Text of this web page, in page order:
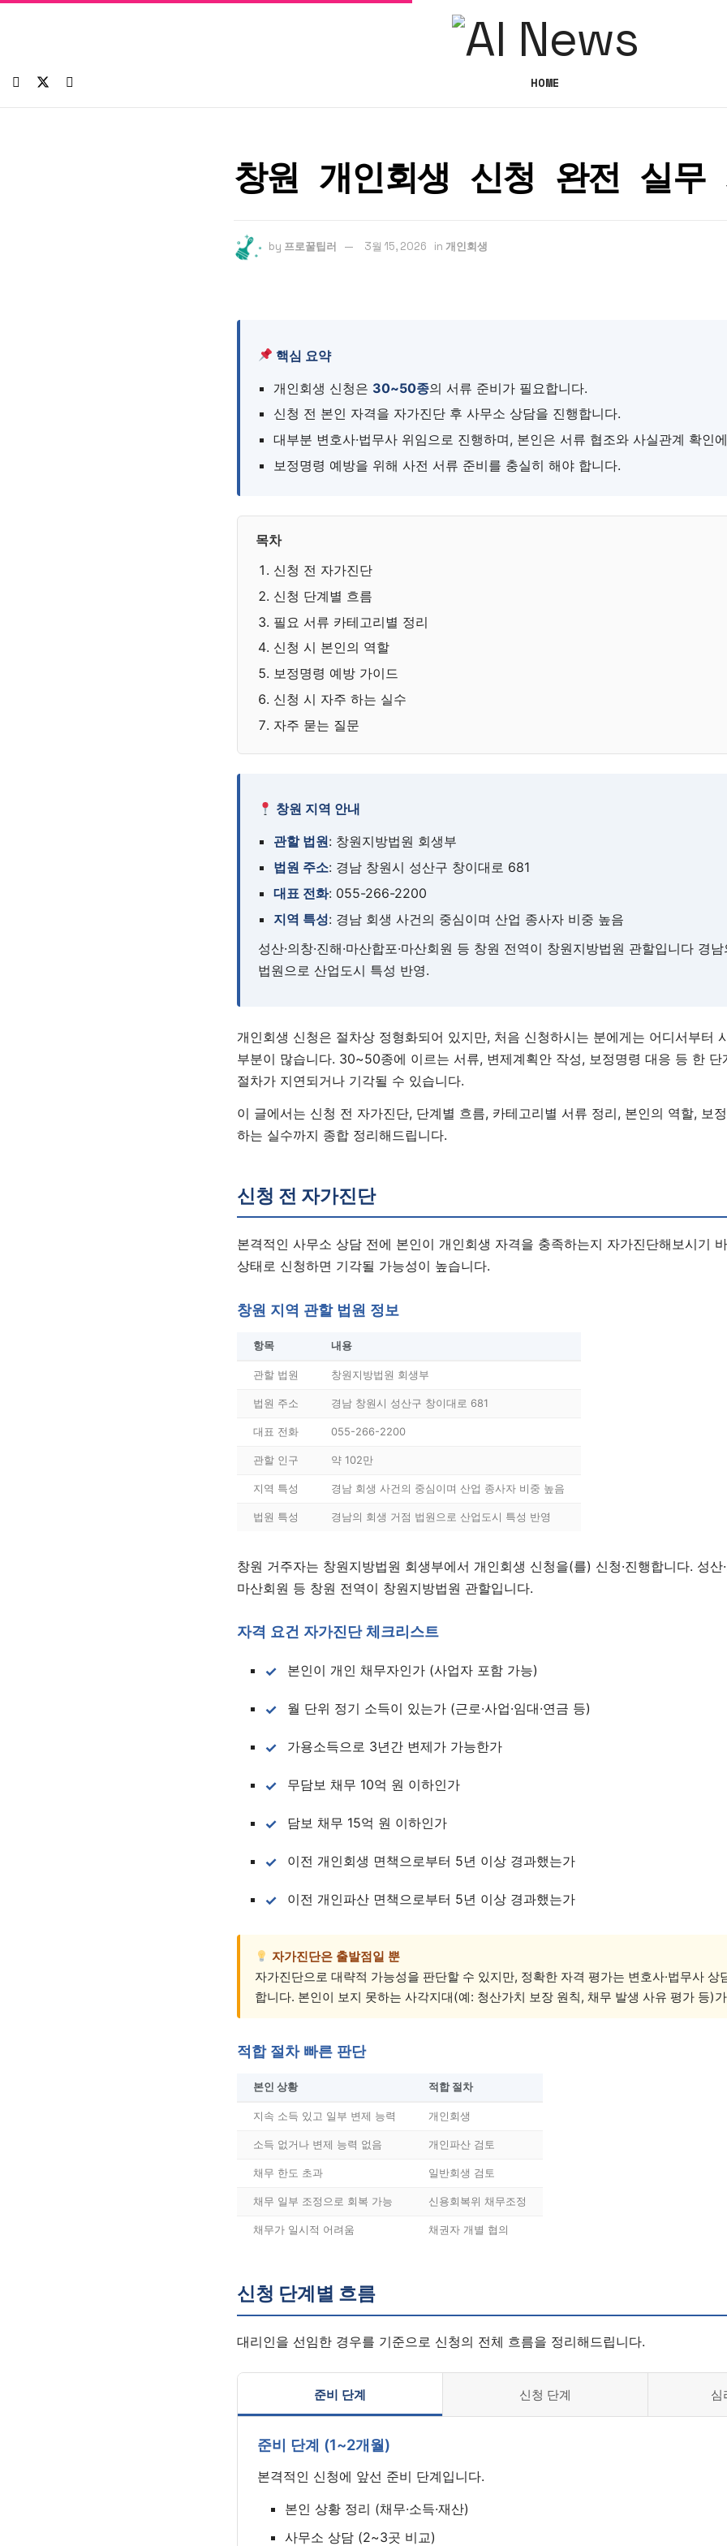
HOME
창원 개인회생 신청 완전 실무
by 프로꿀팁러 3월 15, 2026 in 개인회생
핵심 요약
개인회생 신청은 30~50종의 서류 준비가 필요합니다.
신청 전 본인 자격을 자가진단 후 사무소 상담을 진행합니다.
대부분 변호사·법무사 위임으로 진행하며, 본인은 서류 협조와 사실관계 확인
보정명령 예방을 위해 사전 서류 준비를 충실히 해야 합니다.
목차
신청 전 자가진단
신청 단계별 흐름
필요 서류 카테고리별 정리
신청 시 본인의 역할
보정명령 예방 가이드
신청 시 자주 하는 실수
자주 묻는 질문
창원 지역 안내
관할 법원: 창원지방법원 회생부
법원 주소: 경남 창원시 성산구 창이대로 681
대표 전화: 055-266-2200
지역 특성: 경남 회생 사건의 중심이며 산업 종사자 비중 높음
성산·의창·진해·마산합포·마산회원 등 창원 전역이 창원지방법원 관할입니다 경
법원으로 산업도시 특성 반영.
개인회생 신청은 절차상 정형화되어 있지만, 처음 신청하시는 분에게는 어디서부터
부분이 많습니다. 30~50종에 이르는 서류, 변제계획안 작성, 보정명령 대응 등 한 단
절차가 지연되거나 기각될 수 있습니다.
이 글에서는 신청 전 자가진단, 단계별 흐름, 카테고리별 서류 정리, 본인의 역할, 보
하는 실수까지 종합 정리해드립니다.
신청 전 자가진단
본격적인 사무소 상담 전에 본인이 개인회생 자격을 충족하는지 자가진단해보시기
상태로 신청하면 기각될 가능성이 높습니다.
창원 지역 관할 법원 정보
항목 내용
관할 법원 창원지방법원 회생부
법원 주소 경남 창원시 성산구 창이대로 681
대표 전화 055-266-2200
관할 인구 약 102만
지역 특성 경남 회생 사건의 중심이며 산업 종사자 비중 높음
법원 특성 경남의 회생 거점 법원으로 산업도시 특성 반영
창원 거주자는 창원지방법원 회생부에서 개인회생 신청을(를) 신청·진행합니다. 성산·
마산회원 등 창원 전역이 창원지방법원 관할입니다.
자격 요건 자가진단 체크리스트
본인이 개인 채무자인가 (사업자 포함 가능)
월 단위 정기 소득이 있는가 (근로·사업·임대·연금 등)
가용소득으로 3년간 변제가 가능한가
무담보 채무 10억 원 이하인가
담보 채무 15억 원 이하인가
이전 개인회생 면책으로부터 5년 이상 경과했는가
이전 개인파산 면책으로부터 5년 이상 경과했는가
자가진단은 출발점일 뿐
자가진단으로 대략적 가능성을 판단할 수 있지만, 정확한 자격 평가는 변호사·법무사 상
합니다. 본인이 보지 못하는 사각지대(예: 청산가치 보장 원칙, 채무 발생 사유 평가 등)
적합 절차 빠른 판단
본인 상황 적합 절차
지속 소득 있고 일부 변제 능력 개인회생
소득 없거나 변제 능력 없음 개인파산 검토
채무 한도 초과 일반회생 검토
채무 일부 조정으로 회복 가능 신용회복위 채무조정
채무가 일시적 어려움 채권자 개별 협의
신청 단계별 흐름
대리인을 선임한 경우를 기준으로 신청의 전체 흐름을 정리해드립니다.
준비 단계 신청 단계 심
준비 단계 (1~2개월)
본격적인 신청에 앞선 준비 단계입니다.
본인 상황 정리 (채무·소득·재산)
사무소 상담 (2~3곳 비교)
법무법인 서앤율 · 광고책임변호사 구제준
상담 폼을 불러오는 중...